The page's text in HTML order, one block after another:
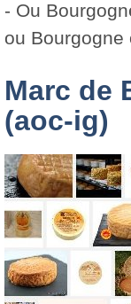
- Ou
ou Bourgogne
Marc de
(aoc-ig)